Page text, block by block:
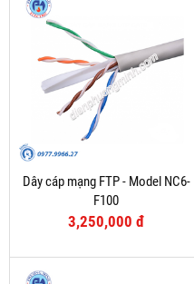
Dây cáp mạng FTP - Model NC6-
F100
3,250,000 đ